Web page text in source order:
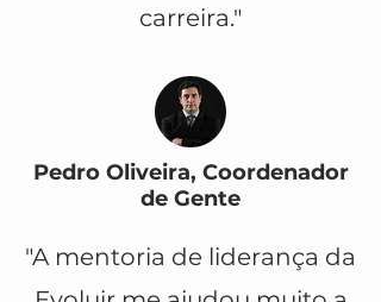
carreira."
Pedro Oliveira, Coordenador
de Gente
"A mentoria de liderança da